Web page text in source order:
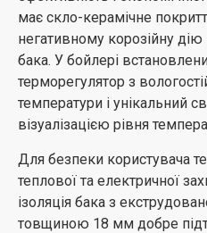
має скло-керамічне
негативному корозійну
бака. У бойлері
терморегулятор з
температури і унікальний
візуалізацією рівня
Для безпеки користувача
теплової та електричної
ізоляція бака з
товщиною 18 мм добре